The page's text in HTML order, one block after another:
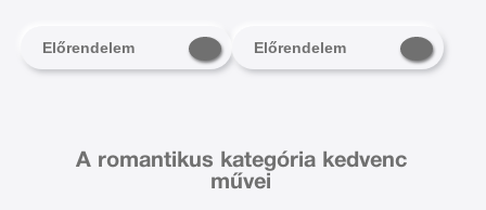
Előrendelem Előrendelem
A romantikus kategória kedvenc
művei